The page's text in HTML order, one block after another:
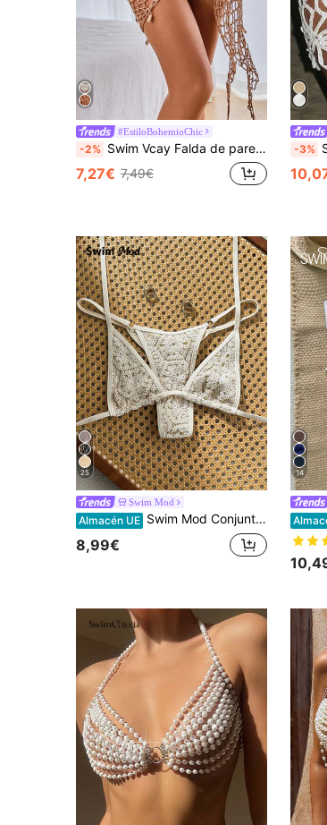
#EstiloBohemioChic
-2% Swim Vcay Falda de pareos de malla con nudo
7,27€ 7,49€
-3%
25
Swim Mod
Almacén UE Swim Mod Conjunto de bikini de punto de unicolor para vacaciones en la playa
8,99€
14